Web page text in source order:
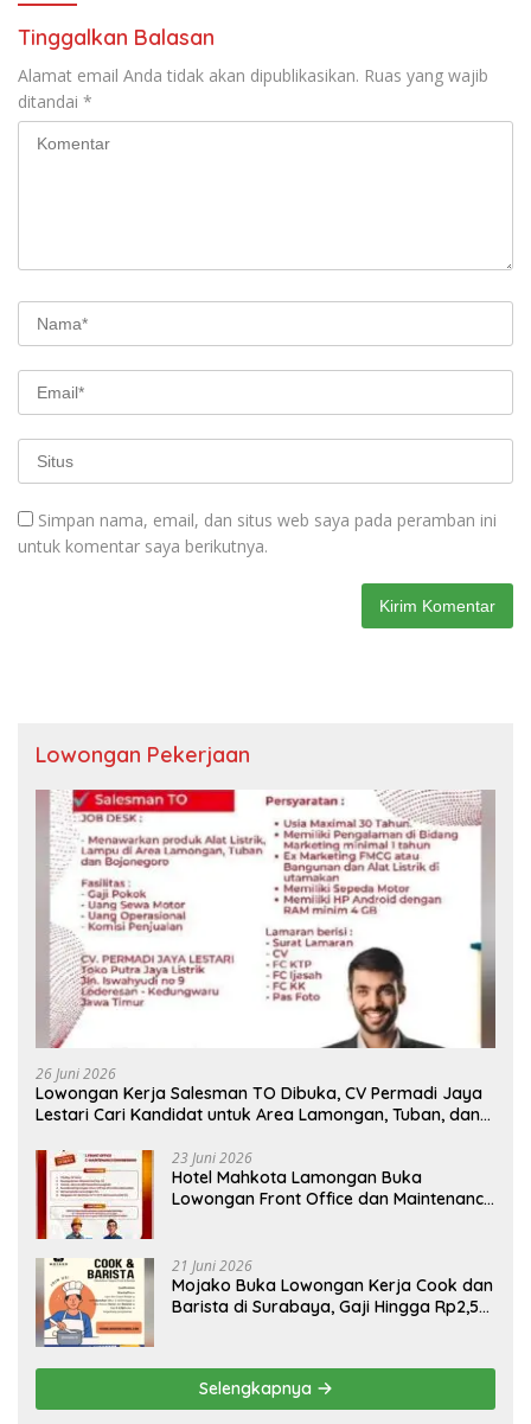
Tinggalkan Balasan
Alamat email Anda tidak akan dipublikasikan. Ruas yang wajib
ditandai *
Simpan nama, email, dan situs web saya pada peramban ini
untuk komentar saya berikutnya.
Lowongan Pekerjaan
26 Juni 2026
Lowongan Kerja Salesman TO Dibuka, CV Permadi Jaya
Lestari Cari Kandidat untuk Area Lamongan, Tuban, dan
23 Juni 2026
Hotel Mahkota Lamongan Buka
Lowongan Front Office dan Maintenance
21 Juni 2026
Mojako Buka Lowongan Kerja Cook dan
Barista di Surabaya, Gaji Hingga Rp2,5
Selengkapnya